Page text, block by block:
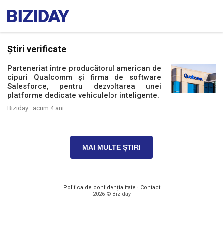
Știri verificate
Parteneriat între producătorul american de
cipuri Qualcomm și firma de software
Salesforce, pentru dezvoltarea unei
platforme dedicate vehiculelor inteligente.
Biziday · acum 4 ani
MAI MULTE ȘTIRI
Politica de confidențialitate · Contact
2026 © Biziday